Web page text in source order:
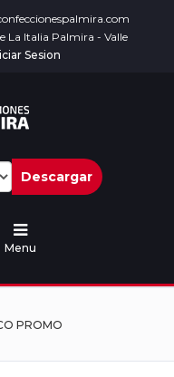
La Italia Palmira - Valle
Sesion
Descargar
Menu
PROMO